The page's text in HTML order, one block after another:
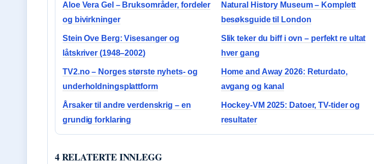
Aloe Vera Gel – Bruksområder, fordeler
og bivirkninger
Natural History Museum – Komplett
besøksguide til London
Stein Ove Berg: Visesanger og
låtskriver (1948–2002)
Slik teker du biff i ovn – perfekt re ultat
hver gang
TV2.no – Norges største nyhets- og
underholdningsplattform
Home and Away 2026: Returdato,
avgang og kanal
Årsaker til andre verdenskrig – en
grundig forklaring
Hockey-VM 2025: Datoer, TV-tider og
resultater
4 RELATERTE INNLEGG